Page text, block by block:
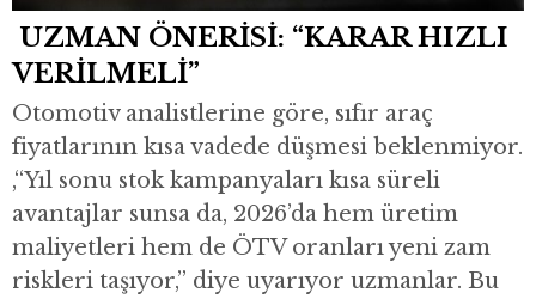
UZMAN ÖNERİSİ: “KARAR HIZLI
VERİLMELİ”
Otomotiv analistlerine göre, sıfır araç
fiyatlarının kısa vadede düşmesi beklenmiyor.
,“Yıl sonu stok kampanyaları kısa süreli
avantajlar sunsa da, 2026’da hem üretim
maliyetleri hem de ÖTV oranları yeni zam
riskleri taşıyor,” diye uyarıyor uzmanlar. Bu